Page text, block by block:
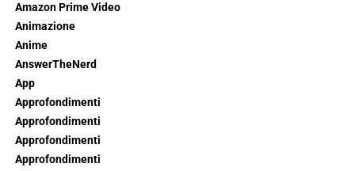
Amazon Prime Video
Animazione
Anime
AnswerTheNerd
App
Approfondimenti
Approfondimenti
Approfondimenti
Approfondimenti